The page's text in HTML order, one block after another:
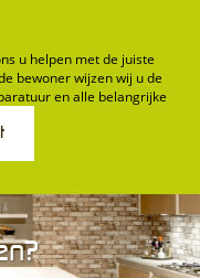
u helpen met de juiste
bewoner wijzen wij u de
en alle belangrijke